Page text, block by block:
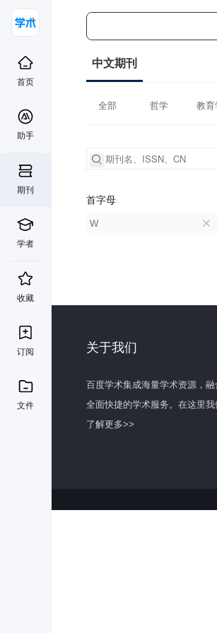
首页
助手
期刊
学者
收藏
订阅
文件
中文期刊
全部 哲学 教育
首字母
W
关于我们
百度学术集成海量学术资源，
全面快捷的学术服务。在这里
了解更多>>